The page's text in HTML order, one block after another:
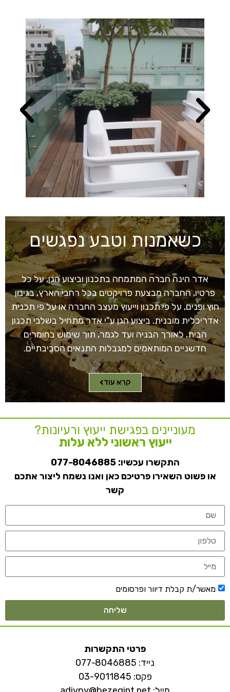
כשאמנות וטבע נפגשים
אדר הינה חברה המתמחה בתכנון וביצוע הגן, על כל
פרטיו, החברה מבצעת פרויקטים בכל רחבי הארץ, בגינון
חוץ ופנים, על פי תכנון וייעוץ מעצב החברה או על פי תכנית
אדריכלית מובנית. ביצוע הגן ע"י אדר מתחיל בשלבי תכנון
הבית, לאורך הבניה ועד לגמר, תוך שימוש בחומרים
חדשניים המותאמים למגבלות התנאים הסביבתיים.
קרא עוד
מעוניינים בפגישת ייעוץ ורעיונות?
ייעוץ ראשוני ללא עלות
התקשרו עכשיו:077-8046885
או פשוט השאירו פרטיכם כאן ואנו נשמח ליצור אתכם
קשר
מאשר/ת קבלת דיוור ופרסומים
שליחה
פרטי התקשרות
נייד: 077-8046885
פקס: 03-9011845